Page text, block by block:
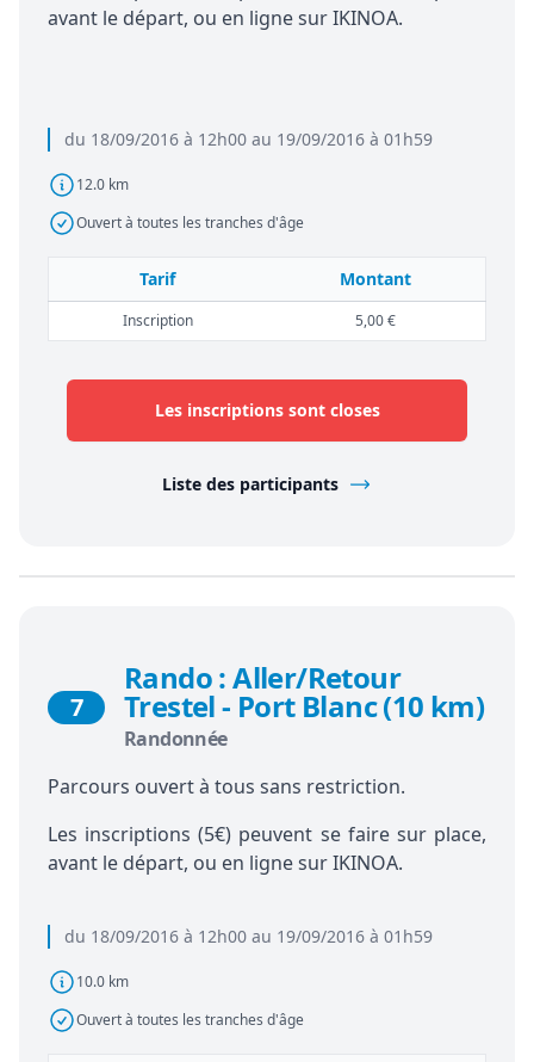
du 18/09/2016 à 12h00 au 19/09/2016 à 01h59
12.0 km
Ouvert à toutes les tranches d'âge
avant le départ, ou en ligne sur IKINOA.
Tarif Montant
Inscription 5,00 €
Les inscriptions sont closes
Liste des participants
du 18/09/2016 à 12h00 au 19/09/2016 à 01h59
10.0 km
Ouvert à toutes les tranches d'âge
7
Rando : Aller/Retour
Trestel - Port Blanc (10 km)
Randonnée
Parcours ouvert à tous sans restriction.
Les inscriptions (5€) peuvent se faire sur place,
avant le départ, ou en ligne sur IKINOA.